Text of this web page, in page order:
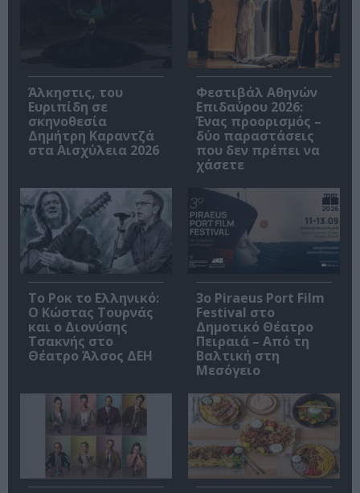
Άλκηστις, του
Ευριπίδη σε
σκηνοθεσία
Δημήτρη Καραντζά
στα Αισχύλεια 2026
Φεστιβάλ Αθηνών
Επιδαύρου 2026:
Ένας προορισμός –
δύο παραστάσεις
που δεν πρέπει να
χάσετε
Το Ροκ το Ελληνικό:
Ο Κώστας Τουρνάς
και ο Διονύσης
Τσακνής στο
Θέατρο Άλσος ΔΕΗ
3o Piraeus Port Film
Festival στο
Δημοτικό Θέατρο
Πειραιά – Από τη
Βαλτική στη
Μεσόγειο